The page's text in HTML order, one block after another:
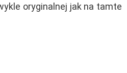
oryginalnej jak na tamte